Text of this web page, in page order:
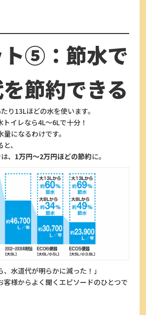
ト⑤：節水で
節約できる
り13Lほどの水を使います。
イレなら4L〜6Lで十分！
になるわけです。
、
、 1万円〜2万円ほどの節約に。
、水道代が明らかに減った！」
客様からよく聞くエピソードのひとつで